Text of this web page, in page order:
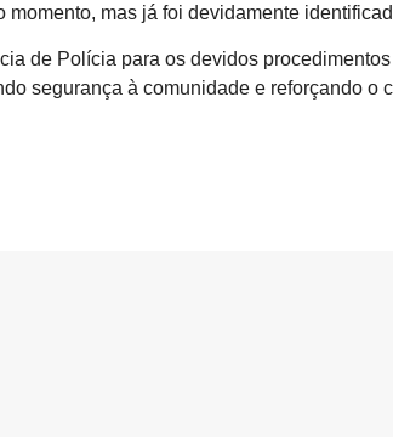
mas já foi devidamente
de Polícia para os devidos
segurança à comunidade e reforçando o